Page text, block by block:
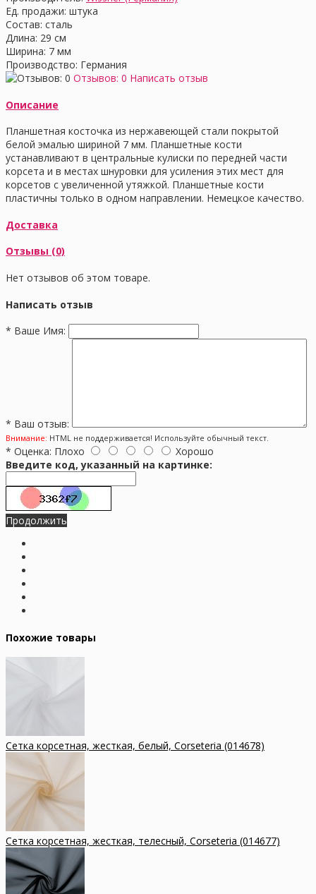
Ед. продажи: штука
Состав: сталь
Длина: 29 см
Ширина: 7 мм
Производство: Германия
Отзывов: 0 Написать отзыв
Описание
Планшетная косточка из нержавеющей стали покрытой
белой эмалью шириной 7 мм. Планшетные кости
устанавливают в центральные кулиски по передней части
корсета и в местах шнуровки для усиления этих мест для
корсетов с увеличенной утяжкой. Планшетные кости
пластичны только в одном направлении. Немецкое качество.
Доставка
Отзывы (0)
Нет отзывов об этом товаре.
Написать отзыв
* Ваше Имя:
* Ваш отзыв:
Внимание: HTML не поддерживается! Используйте обычный текст.
* Оценка: Плохо
Хорошо
Введите код, указанный на картинке:
Продолжить
Похожие товары
Сетка корсетная, жесткая, белый, Corseteria (014678)
Сетка корсетная, жесткая, телесный, Corseteria (014677)